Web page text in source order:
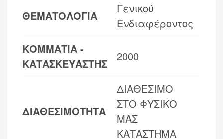
ΘΕΜΑΤΟΛΟΓΙΑ
Γενικού
Ενδιαφέροντος
ΚΟΜΜΑΤΙΑ -
ΚΑΤΑΣΚΕΥΑΣΤΗΣ
2000
ΔΙΑΘΕΣΙΜΟΤΗΤΑ
ΔΙΑΘΕΣΙΜΟ
ΣΤΟ ΦΥΣΙΚΟ
ΜΑΣ
ΚΑΤΑΣΤΗΜΑ